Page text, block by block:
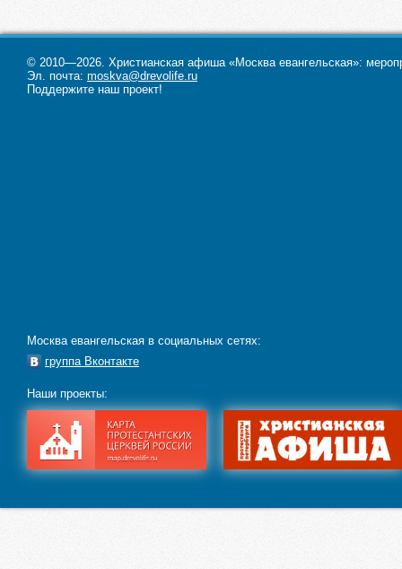
© 2010—2026. Христианская афиша «Москва евангельская»:
Эл. почта: moskva@drevolife.ru
Поддержите наш проект!
Москва евангельская в социальных сетях:
группа Вконтакте
Наши проекты: